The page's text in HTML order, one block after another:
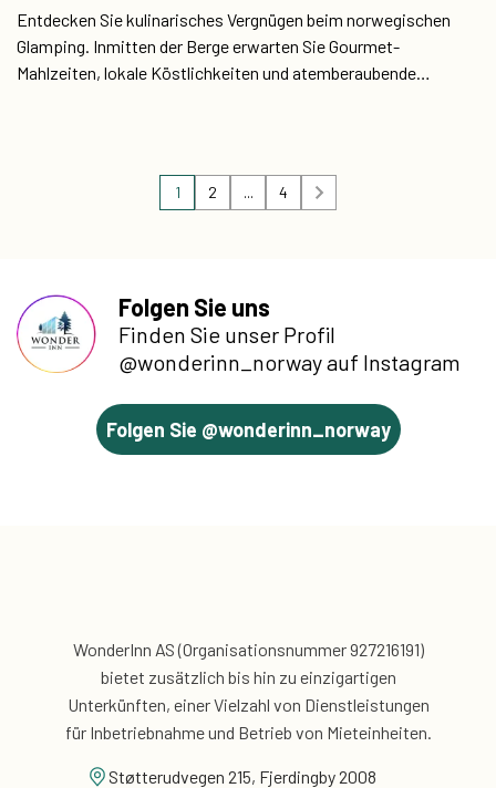
Entdecken Sie kulinarisches Vergnügen beim norwegischen
Glamping. Inmitten der Berge erwarten Sie Gourmet-
Mahlzeiten, lokale Köstlichkeiten und atemberaubende
1 2 ... 4
Folgen Sie uns
Finden Sie unser Profil
@wonderinn_norway auf Instagram
Folgen Sie @wonderinn_norway
WonderInn AS (Organisationsnummer 927216191)
bietet zusätzlich bis hin zu einzigartigen
Unterkünften, einer Vielzahl von Dienstleistungen
fürInbetriebnahme und Betrieb von Mieteinheiten.
Støtterudvegen 215, Fjerdingby 2008